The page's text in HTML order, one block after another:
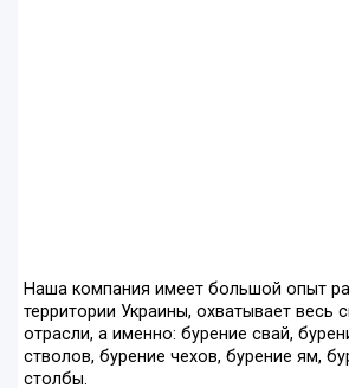
Наша компания имеет большой опыт
территории Украины, охватывает весь
отрасли, а именно: бурение свай,
стволов, бурение чехов, бурение ям,
столбы.